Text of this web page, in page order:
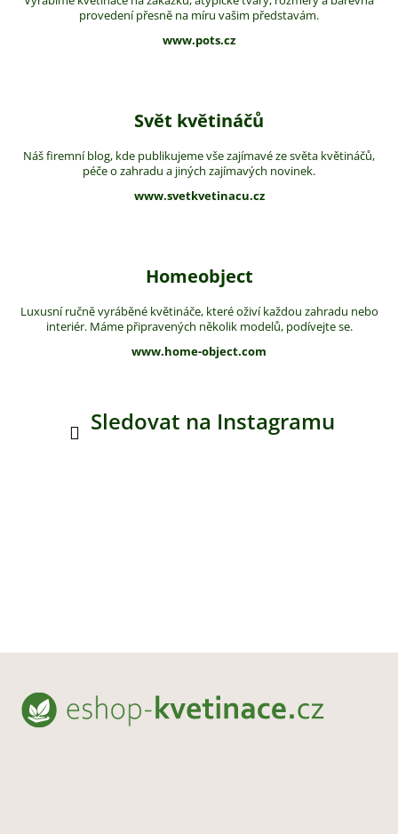
provedení přesně na míru vašim představám.
www.pots.cz
Svět květináčů
Náš firemní blog, kde publikujeme vše zajímavé ze světa květináčů,
péče o zahradu a jiných zajímavých novinek.
www.svetkvetinacu.cz
Homeobject
Luxusní ručně vyráběné květináče, které oživí každou zahradu nebo
interiér. Máme připravených několik modelů, podívejte se.
www.home-object.com
Sledovat na Instagramu
Z